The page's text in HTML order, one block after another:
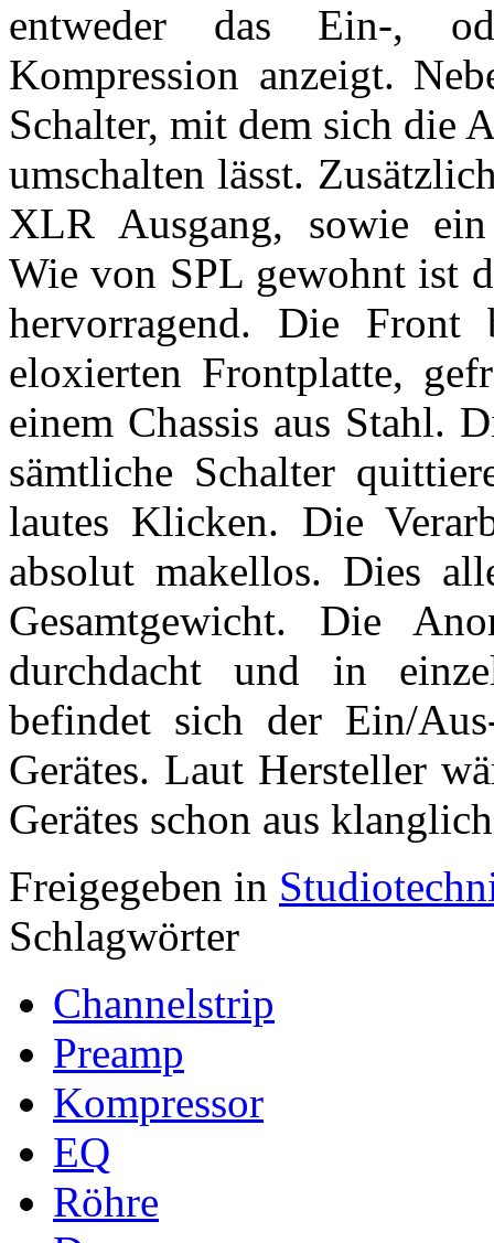
entweder das Ein-,
Kompression anzeigt.
Schalter, mit dem sich die
umschalten lässt.
XLR Ausgang, sowie
Wie von SPL gewohnt ist
hervorragend. Die Front
eloxierten Frontplatte,
einem Chassis aus Stahl.
sämtliche Schalter
lautes Klicken. Die
absolut makellos. Dies
Gesamtgewicht. Die
durchdacht und in
befindet sich der Ein/
Gerätes. Laut Hersteller
Gerätes schon aus
Freigegeben in
Schlagwörter
Channelstrip
Preamp
Kompressor
EQ
Röhre